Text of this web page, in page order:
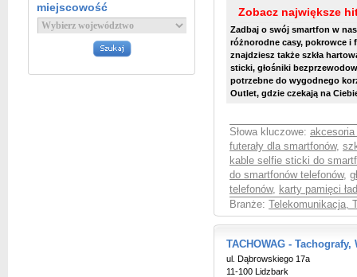
miejscowość Zobacz największe
Zadbaj o swój smartfon w
różnorodne casy, pokrowce i
znajdziesz także szkła
sticki, głośniki
potrzebne do wygodnego
Outlet, gdzie czekają na
Słowa kluczowe: akcesoria
futerały dla smartfonów,
kable selfie sticki do
do smartfonów telefonów,
telefonów, karty pamięci
Branże:
Telekomunikacja,
TACHOWAG -
ul. Dąbrowskiego 17a
11-100 Lidzbark